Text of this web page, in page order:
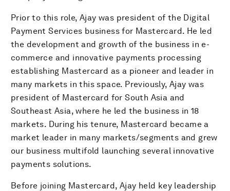
Prior to this role, Ajay was president of the Digital
Payment Services business for Mastercard. He led
the development and growth of the business in e-
commerce and innovative payments processing
establishing Mastercard as a pioneer and leader in
many markets in this space. Previously, Ajay was
president of Mastercard for South Asia and
Southeast Asia, where he led the business in 18
markets. During his tenure, Mastercard became a
market leader in many markets/segments and grew
our business multifold launching several innovative
payments solutions.
Before joining Mastercard, Ajay held key leadership